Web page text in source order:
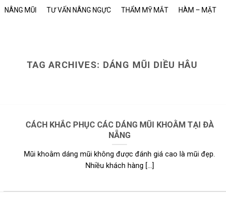
NÂNG MŨI TƯ VẤN NÂNG NGỰC THẨM MỸ MẮT HÀM – MẶT
TAG ARCHIVES: DÁNG MŨI DIỀU HÂU
Continue reading→
CÁCH KHẮC PHỤC CÁC DÁNG MŨI KHOẰM TẠI ĐÀ
NẴNG
Mũi khoằm dáng mũi không được đánh giá cao là mũi đẹp.
Nhiều khách hàng [...]